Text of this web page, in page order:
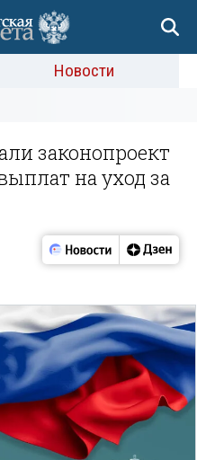
Новости
законопроект
на уход за